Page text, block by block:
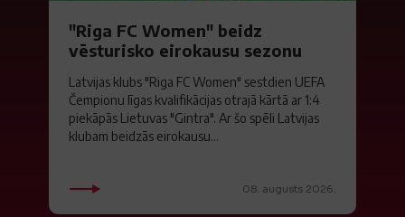
"Riga FC Women" beidz
vēsturisko eirokausu sezonu
Latvijas klubs "Riga FC Women" sestdien UEFA
Čempionu līgas kvalifikācijas otrajā kārtā ar 1:4
piekāpās Lietuvas "Gintra". Ar šo spēli Latvijas
klubam beidzās eirokausu...
08. augusts 2026.